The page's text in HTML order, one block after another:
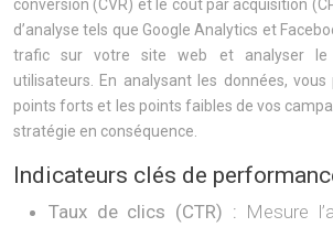
conversion (CVR) et le coût par acquisition
d’analyse tels que Google Analytics et
trafic sur votre site web et analyser le
utilisateurs. En analysant les données,
points forts et les points faibles de vos
stratégie en conséquence.
Indicateurs clés de
Taux de clics (CTR) : Mesure